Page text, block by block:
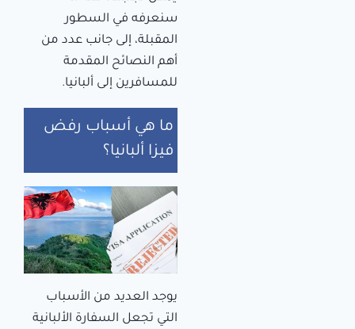
سنعرفه في السطور
المقبلة، إلى جانب عدد من
أهم النصائح المقدمة
للمسافرين إلى ألبانيا.
ما هي أسباب رفض
فيزا ألبانيا؟
يوجد العديد من الأسباب
التي تجعل السفارة الألبانية